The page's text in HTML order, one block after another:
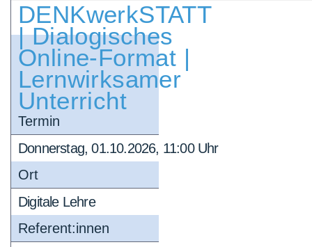
DENKwerkSTATT
| Dialogisches
Online-Format |
Lernwirksamer
Unterricht
Termin
Donnerstag, 01.10.2026, 11:00 Uhr
Ort
Digitale Lehre
Referent:innen